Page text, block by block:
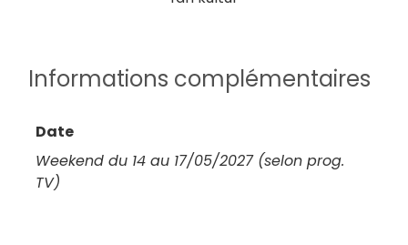
Informations complémentaires
Date
Weekend du 14 au 17/05/2027 (selon prog.
TV)